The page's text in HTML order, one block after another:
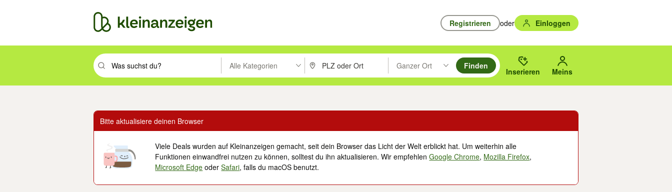
Registrieren oder Einloggen
Suchbegriff eingeben. Eingabetaste drücken um zu suchen, oder Vorschläge mit den Pfeiltasten nach oben/unten durchsuchen und mit Eingabetaste auswählen.
Alle Kategorien PLZ oder Ort eingeben. Eingabetaste drücken um zu suchen, oder Vorschläge mit den Pfeiltasten nach oben/
Ganzer Ort
Suche im Umkreis des gewählten Orts oder PLZ.
Finden
Inserieren Meins
Bitte aktualisiere deinen Browser
Viele Deals wurden auf Kleinanzeigen gemacht, seit dein Browser das Licht der Welt erblickt hat. Um weiterhin alle
Funktionen einwandfrei nutzen zu können, solltest du ihn aktualisieren. Wir empfehlenGoogle Chrome, Mozilla Firefox,
Microsoft Edge oderSafari, falls du macOS benutzt.